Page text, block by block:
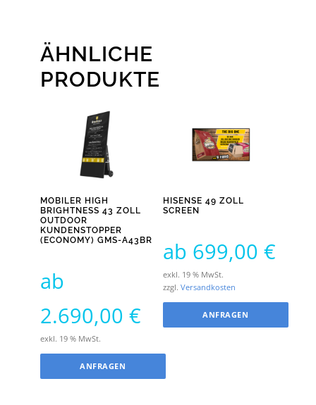
ÄHNLICHE
PRODUKTE
MOBILER HIGH
BRIGHTNESS 43 ZOLL
OUTDOOR
KUNDENSTOPPER
(ECONOMY) GMS-A43BR
ab
2.690,00 €
exkl. 19 % MwSt.
ANFRAGEN
HISENSE 49 ZOLL
SCREEN
ab 699,00 €
exkl. 19 % MwSt.
zzgl. Versandkosten
ANFRAGEN